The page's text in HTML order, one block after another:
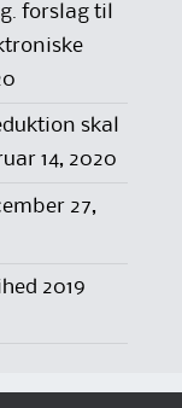
forslag til
skal
14, 2020
27,
2019